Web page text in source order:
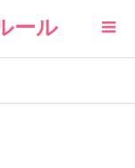
ール